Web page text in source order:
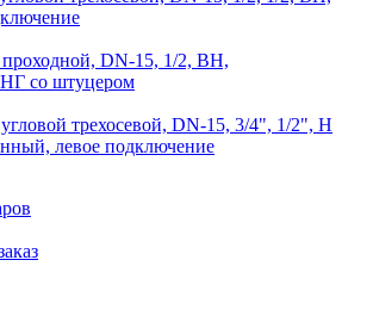
DN-15, 1/2, ВН,
со штуцером
трехосевой, DN-15, 3/4", 1/2", Н
левое подключение